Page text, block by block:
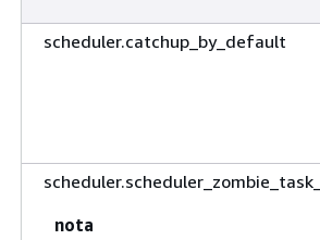
scheduler.catchup_by_default
nota